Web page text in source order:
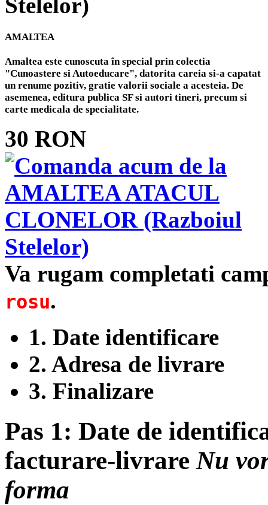
AMALTEA
Amaltea este cunoscuta în special prin colectia
"Cunoastere si Autoeducare", datorita careia si-a capatat
un renume pozitiv, gratie valorii sociale a acesteia. De
asemenea, editura publica SF si autori tineri, precum si
carte medicala de specialitate.
30 RON
Va rugam completati
rosu.
1. Date identificare
2. Adresa de livrare
3. Finalizare
Pas 1: Date de
facturare-livrareNu
forma